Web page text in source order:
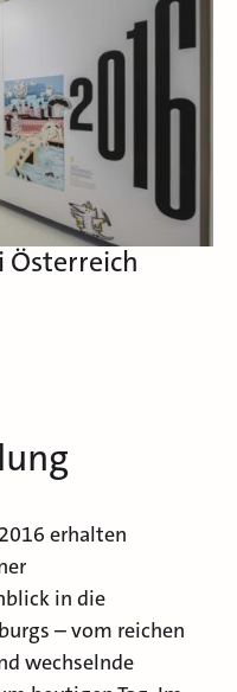
Österreich
erhalten
in die
– vom reichen
wechselnde